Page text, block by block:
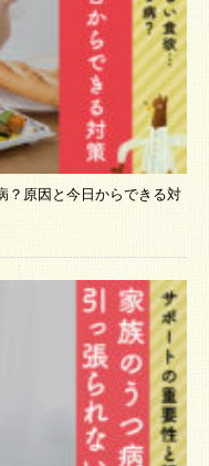
原因と今日からできる対